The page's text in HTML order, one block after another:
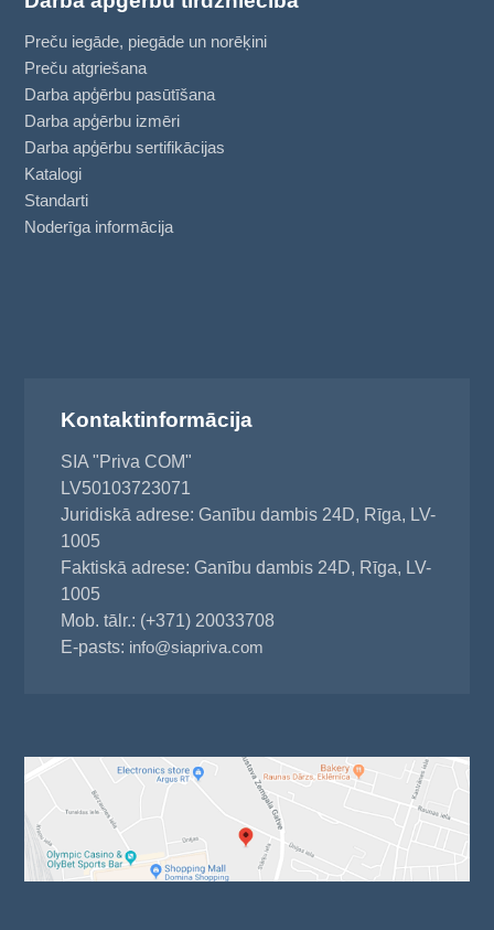
Preču iegāde, piegāde un norēķini
Preču atgriešana
Darba apģērbu pasūtīšana
Darba apģērbu izmēri
Darba apģērbu sertifikācijas
Katalogi
Standarti
Noderīga informācija
Kontaktinformācija
SIA "Priva COM"
LV50103723071
Juridiskā adrese: Ganību dambis 24D, Rīga, LV-
1005
Faktiskā adrese: Ganību dambis 24D, Rīga, LV-
1005
Mob. tālr.: (+371) 20033708
E-pasts: info@siapriva.com